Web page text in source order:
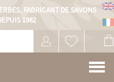
FABRICANT DE SAVONS
1982